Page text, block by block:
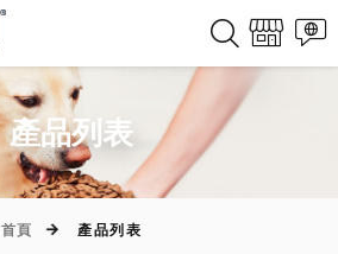
產品列表
首頁 產品列表